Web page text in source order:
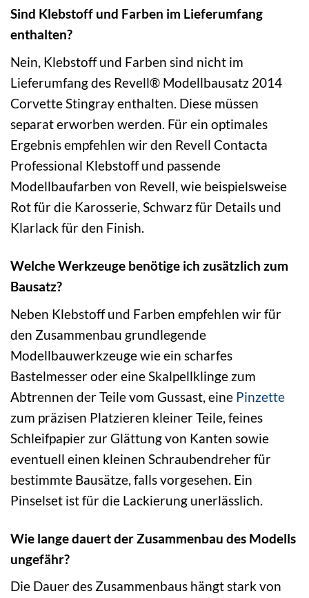
Sind Klebstoff und Farben im Lieferumfang
enthalten?
Nein, Klebstoff und Farben sind nicht im
Lieferumfang des Revell® Modellbausatz 2014
Corvette Stingray enthalten. Diese müssen
separat erworben werden. Für ein optimales
Ergebnis empfehlen wir den Revell Contacta
Professional Klebstoff und passende
Modellbaufarben von Revell, wie beispielsweise
Rot für die Karosserie, Schwarz für Details und
Klarlack für den Finish.
Welche Werkzeuge benötige ich zusätzlich zum
Bausatz?
Neben Klebstoff und Farben empfehlen wir für
den Zusammenbau grundlegende
Modellbauwerkzeuge wie ein scharfes
Bastelmesser oder eine Skalpellklinge zum
Abtrennen der Teile vom Gussast, eine Pinzette
zum präzisen Platzieren kleiner Teile, feines
Schleifpapier zur Glättung von Kanten sowie
eventuell einen kleinen Schraubendreher für
bestimmte Bausätze, falls vorgesehen. Ein
Pinselset ist für die Lackierung unerlässlich.
Wie lange dauert der Zusammenbau des Modells
ungefähr?
Die Dauer des Zusammenbaus hängt stark von